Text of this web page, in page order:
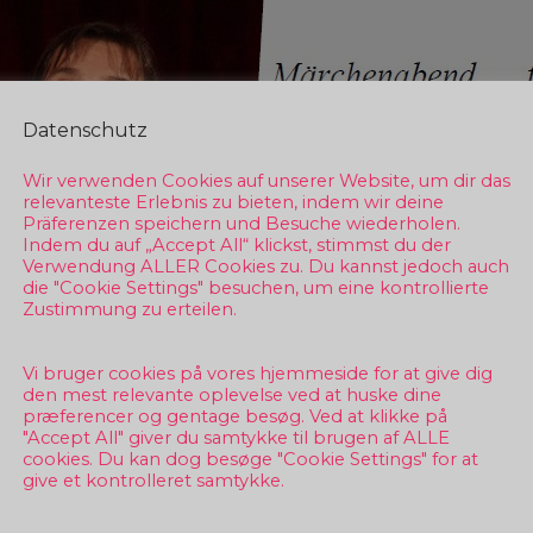
Datenschutz
Wir verwenden Cookies auf unserer Website, um dir das
relevanteste Erlebnis zu bieten, indem wir deine
Präferenzen speichern und Besuche wiederholen.
Indem du auf „Accept All“ klickst, stimmst du der
Verwendung ALLER Cookies zu. Du kannst jedoch auch
die "Cookie Settings" besuchen, um eine kontrollierte
Zustimmung zu erteilen.
Vi bruger cookies på vores hjemmeside for at give dig
den mest relevante oplevelse ved at huske dine
præferencer og gentage besøg. Ved at klikke på
"Accept All" giver du samtykke til brugen af ALLE
cookies. Du kan dog besøge "Cookie Settings" for at
give et kontrolleret samtykke.